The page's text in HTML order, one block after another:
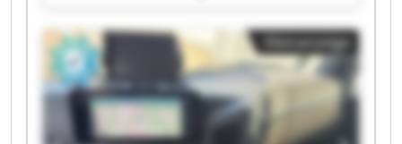
MSI Reith Maschinen-Service-Industrieprodukte
MSI Reith Maschinen-Service-Industrieprodukte
MSI Reith Maschinen-Service-Industrieprodukte
MSI Reith Maschinen-Service-Industrieprodukte
MSI Reith Maschinen-Service-Industrieprodukte
MSI Reith Maschinen-Service-Industrieprodukte
MSI Reith Maschinen-Service-Industrieprodukte
Kleinanzeige